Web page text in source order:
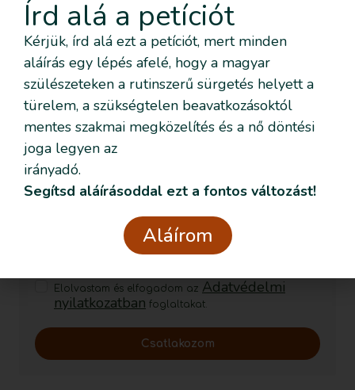
info@szulesinditas.hu
Szeretném nyomon követni az
eseményeket emailben is
Feliratkozom!
Szeretném nyomon követni az eseményeket emailben
Szeretném elmesélni a saját történetemet
Elolvastam és elfogadom az Adatvédelmi
nyilatkozatban foglaltakat.
Csatlakozom
Írd alá a petíciót
Kérjük, írd alá ezt a petíciót, mert minden
aláírás egy lépés afelé, hogy a magyar
szülészeteken a rutinszerű sürgetés helyett a
türelem, a szükségtelen beavatkozásoktól
mentes szakmai megközelítés és a nő döntési
joga legyen az
irányadó.
Segítsd aláírásoddal ezt a fontos változást!
Aláírom